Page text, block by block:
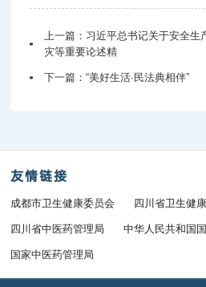
上一篇： 习近平总书记关于安全生
灾等重要论述精
下一篇：“美好生活·民法典相伴”
友情链接
成都市卫生健康委员会 四川省卫生健
四川省中医药管理局 中华人民共和国
国家中医药管理局